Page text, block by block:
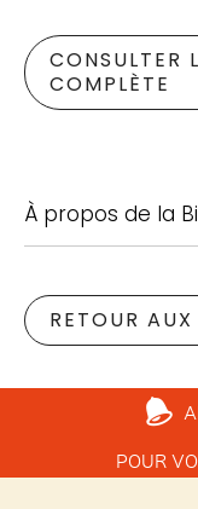
CONSULTER
COMPLÈTE
À propos de la
RETOUR
POUR